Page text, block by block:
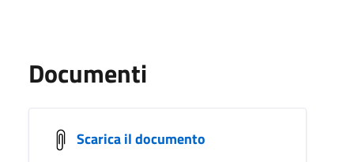
Documenti
Scarica il documento